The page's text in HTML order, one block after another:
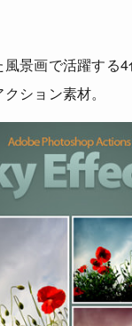
景画で活躍する
ション素材。